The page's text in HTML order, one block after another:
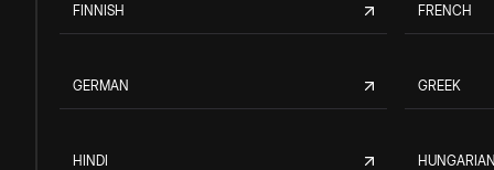
FINNISH FRENCH
GERMAN GREEK
HINDI